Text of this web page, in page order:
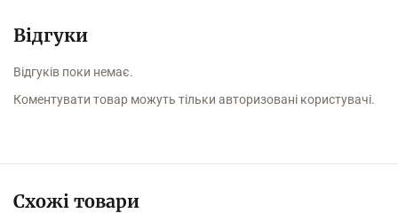
Відгуки
Відгуків поки немає.
Коментувати товар можуть тільки авторизовані користувачі.
Схожі товари